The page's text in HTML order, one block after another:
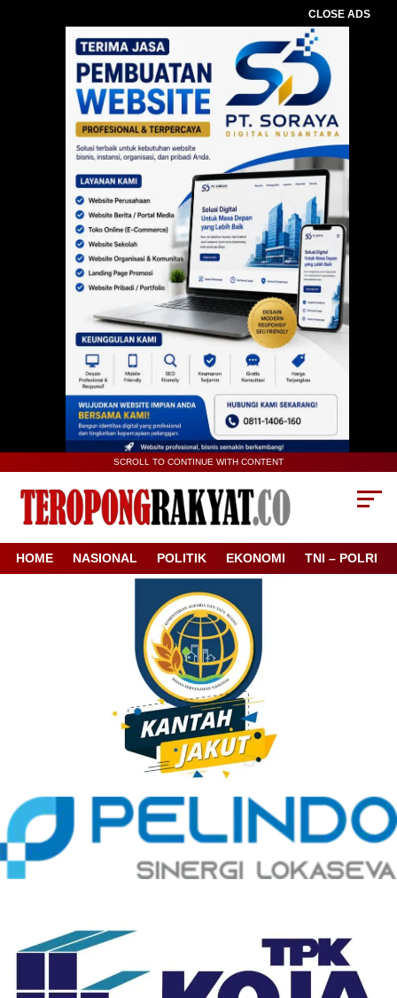
CLOSE ADS
SCROLL TO CONTINUE WITH CONTENT
HOME NASIONAL POLITIK EKONOMI TNI – POLRI